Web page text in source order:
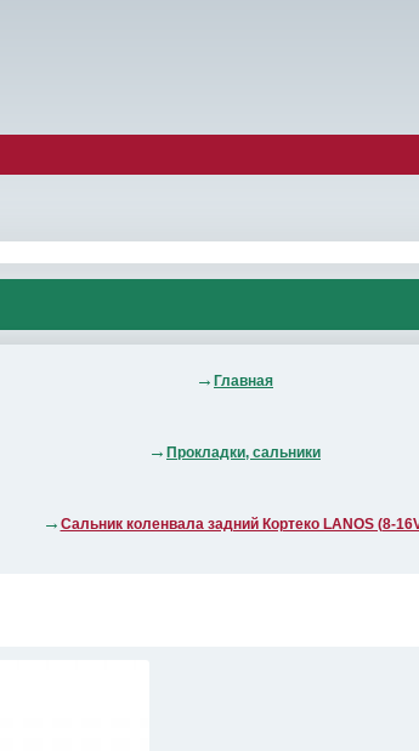
Главная
Прокладки, сальники
Сальник коленвала задний Кортеко LANOS (8-